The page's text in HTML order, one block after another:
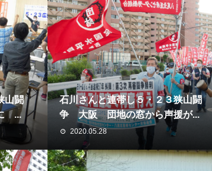
山闘
...
石川さんと連帯し５・２３狭山闘
争 大阪 団地の窓から声援が...
2020.05.28